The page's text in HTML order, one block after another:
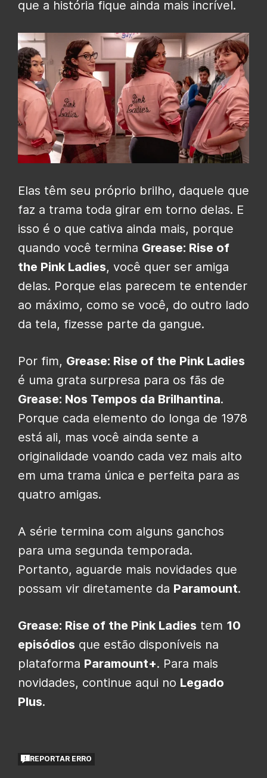
que a história fique ainda mais incrível.
Elas têm seu próprio brilho, daquele que
faz a trama toda girar em torno delas. E
isso é o que cativa ainda mais, porque
quando você termina Grease: Rise of
the Pink Ladies, você quer ser amiga
delas. Porque elas parecem te entender
ao máximo, como se você, do outro lado
da tela, fizesse parte da gangue.
Por fim, Grease: Rise of the Pink Ladies
é uma grata surpresa para os fãs de
Grease: Nos Tempos da Brilhantina.
Porque cada elemento do longa de 1978
está ali, mas você ainda sente a
originalidade voando cada vez mais alto
em uma trama única e perfeita para as
quatro amigas.
A série termina com alguns ganchos
para uma segunda temporada.
Portanto, aguarde mais novidades que
possam vir diretamente da Paramount.
Grease: Rise of the Pink Ladies tem 10
episódios que estão disponíveis na
plataforma Paramount+. Para mais
novidades, continue aqui no Legado
Plus.
REPORTAR ERRO